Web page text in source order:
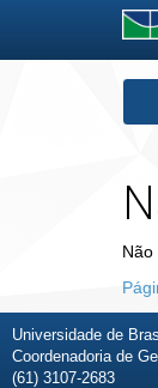
Não
Universidade de
Coordenadoria de
(61) 3107-2683